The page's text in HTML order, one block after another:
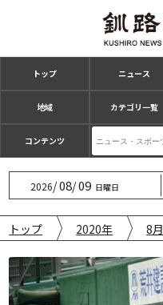
トップ ニュース
地域 カテゴリ一覧
コンテンツ
2026/08/09 日曜日
トップ 2020年 8月